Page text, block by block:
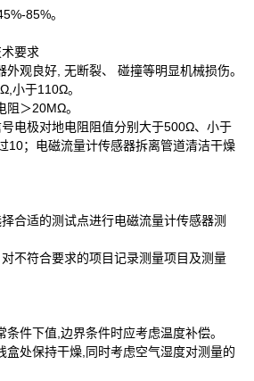
85%。
要求
观良好, 无断裂、 碰撞等明显机械损伤。
小于110Ω。
＞20MΩ。
电极对地电阻阻值分别大于500Ω、小于
10；电磁流量计传感器拆离管道清洁干燥
合适的测试点进行电磁流量计传感器测
不符合要求的项目记录测量项目及测量
件下值,边界条件时应考虑温度补偿。
处保持干燥,同时考虑空气湿度对测量的